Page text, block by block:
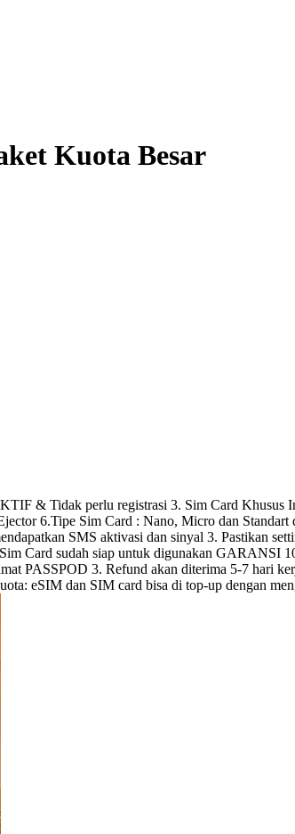
Kuota Besar
& Tidak perlu registrasi 3. Sim Card Khusus
6.Tipe Sim Card : Nano, Micro dan
SMS aktivasi dan sinyal 3. Pastikan
Card sudah siap untuk digunakan GARANSI
PASSPOD 3. Refund akan diterima 5-7 hari
eSIM dan SIM card bisa di top-up dengan